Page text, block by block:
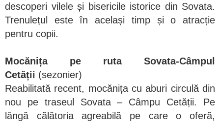
descoperi vilele și bisericile istorice din Sovata.
Trenulețul este în același timp și o atracție
pentru copii.
Mocănița pe ruta Sovata-Câmpul
Cetății (sezonier)
Reabilitată recent, mocănița cu aburi circulă din
nou pe traseul Sovata – Câmpu Cetății. Pe
lângă călătoria agreabilă pe care o oferă,